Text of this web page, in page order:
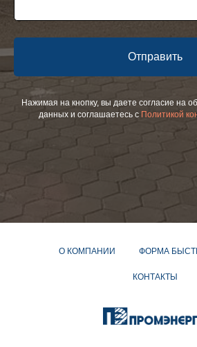
Отправить
Нажимая на кнопку, вы даете согласие на
данных и соглашаетесь c Политикой
О КОМПАНИИ ФОРМА
КОНТАКТЫ